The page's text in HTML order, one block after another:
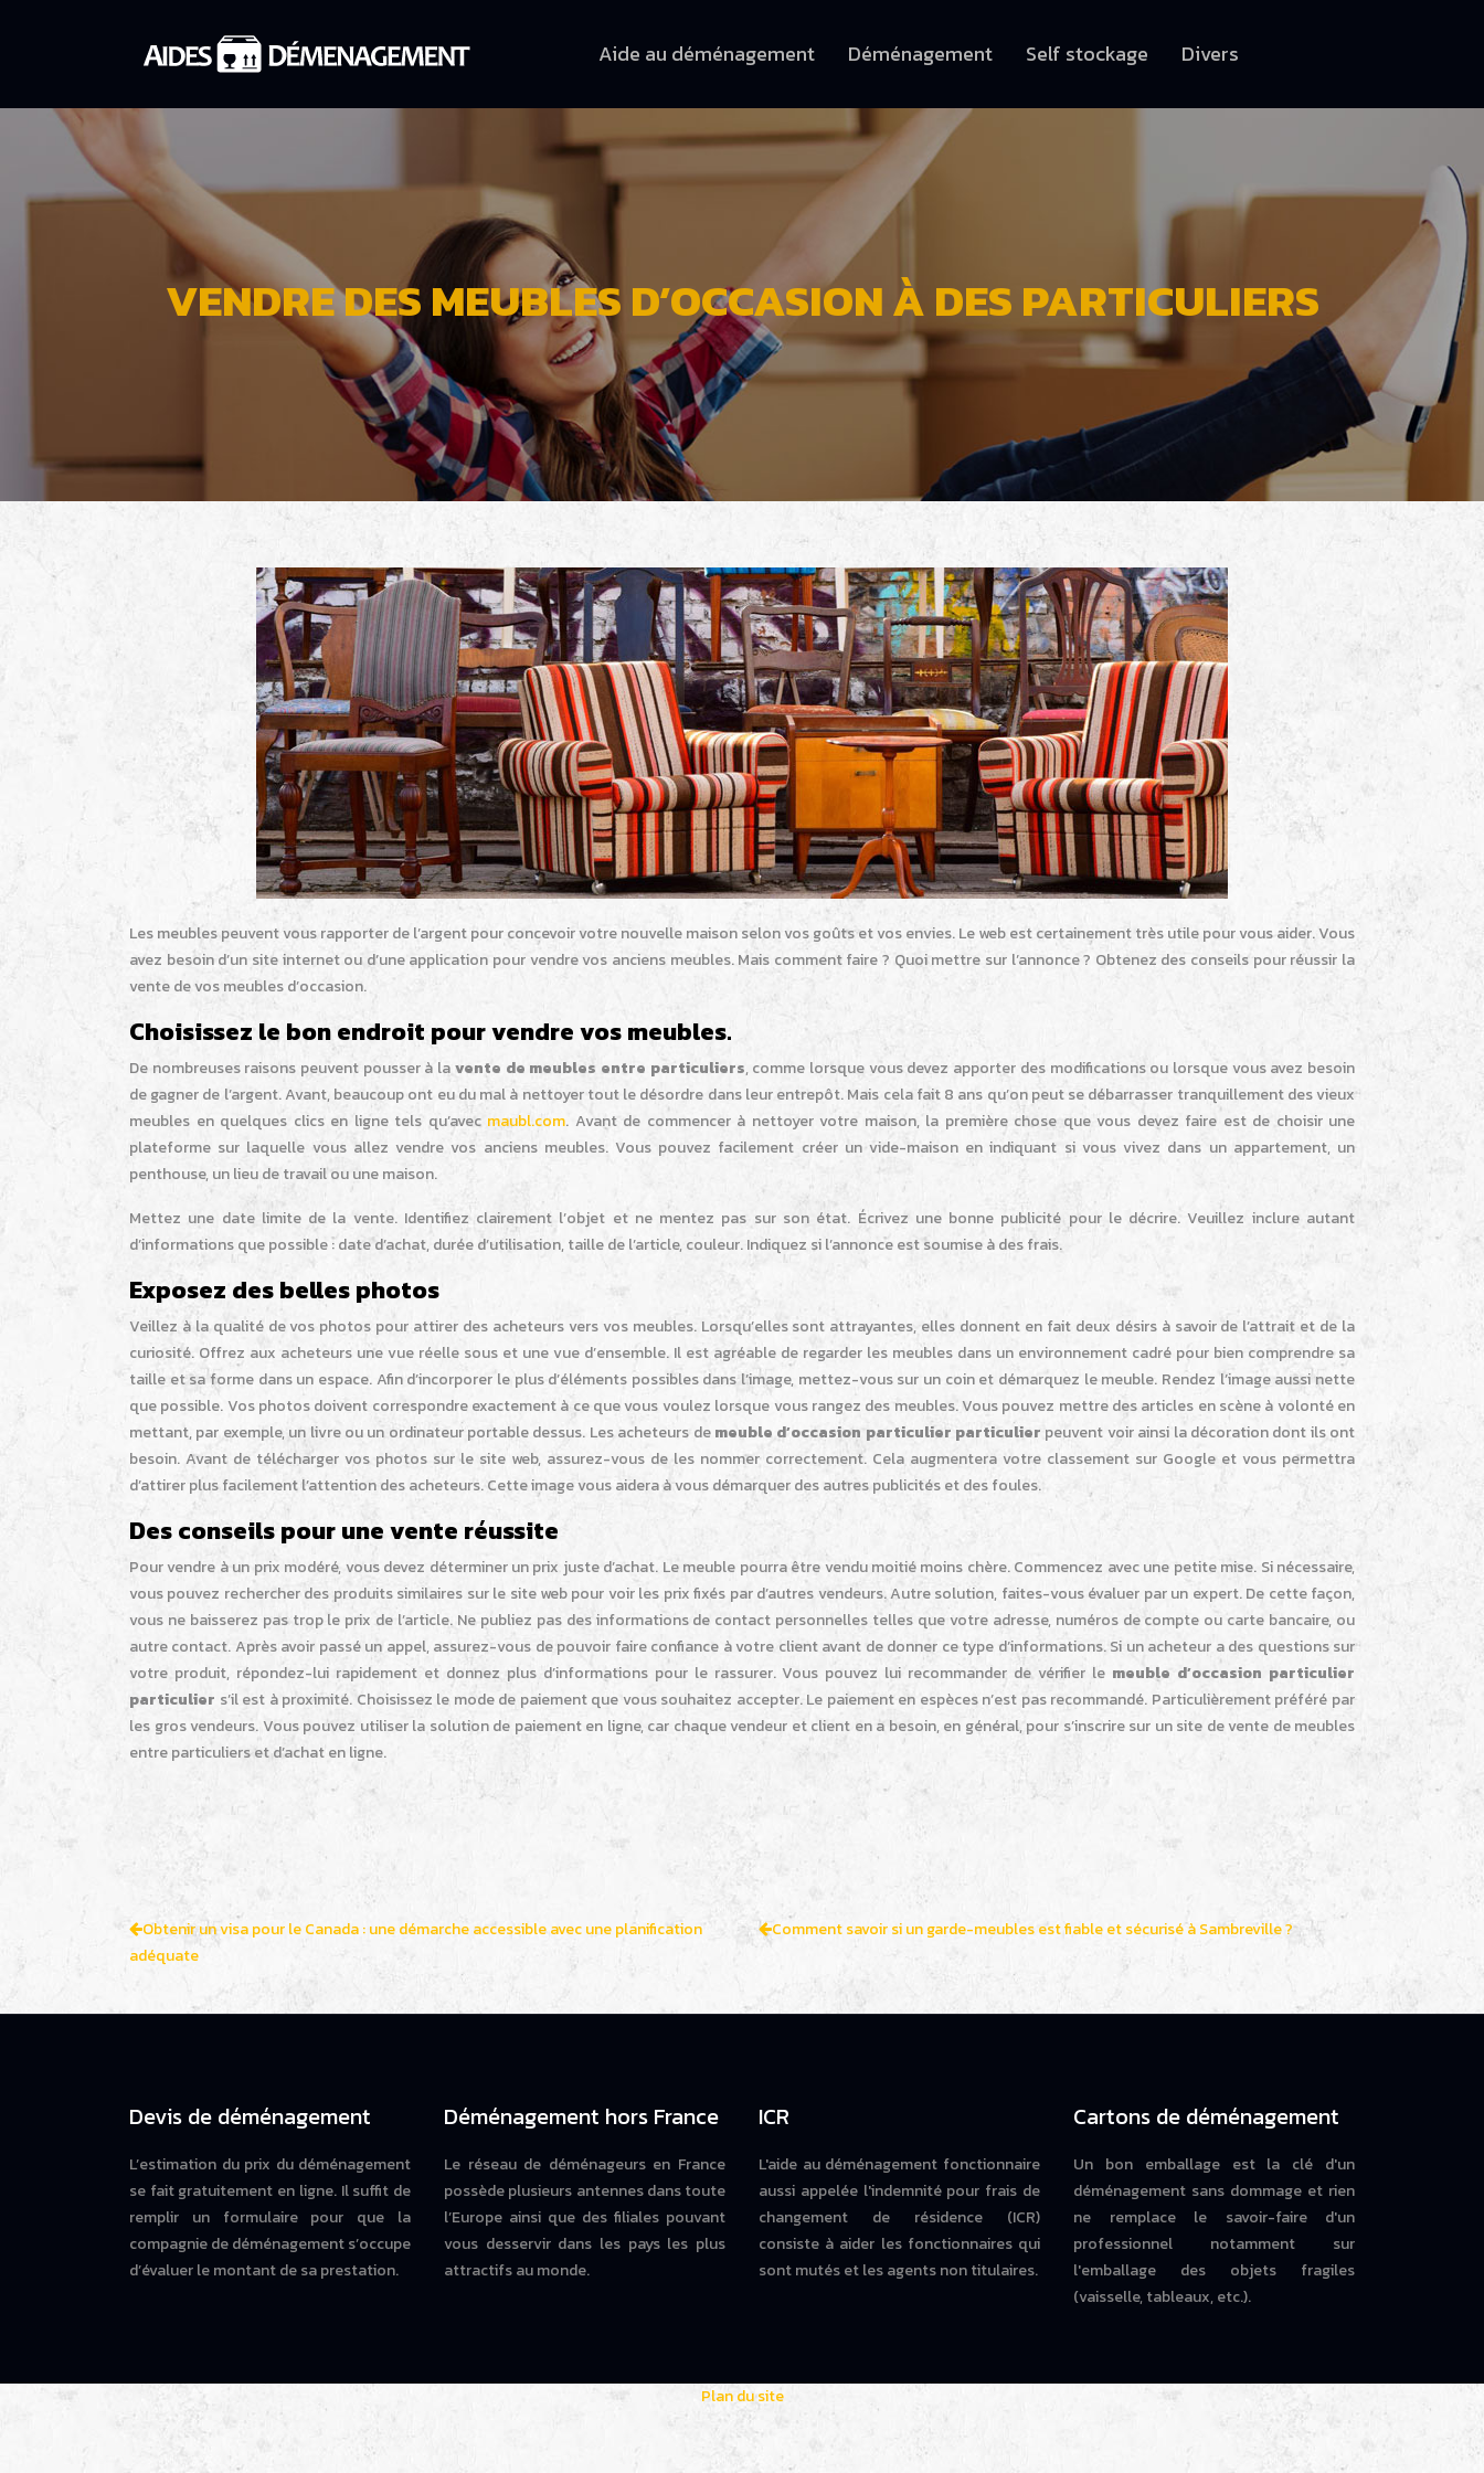
Aide au déménagement Déménagement Self stockage Divers
VENDRE DES MEUBLES D’OCCASION À DES PARTICULIERS
Les meubles peuvent vous rapporter de l’argent pour concevoir votre nouvelle maison selon vos goûts et vos envies. Le web est certainement très utile pour vous aider. Vous
avez besoin d’un site internet ou d’une application pour vendre vos anciens meubles. Mais comment faire ? Quoi mettre sur l’annonce ? Obtenez des conseils pour réussir la
vente de vos meubles d’occasion.
Choisissez le bon endroit pour vendre vos meubles.
De nombreuses raisons peuvent pousser à lavente de meubles entre particuliers, comme lorsque vous devez apporter des modifications ou lorsque vous avez besoin
de gagner de l’argent. Avant, beaucoup ont eu du mal à nettoyer tout le désordre dans leur entrepôt. Mais cela fait 8 ans qu’on peut se débarrasser tranquillement des vieux
meubles en quelques clics en ligne tels qu’avec maubl.com. Avant de commencer à nettoyer votre maison, la première chose que vous devez faire est de choisir une
plateforme sur laquelle vous allez vendre vos anciens meubles. Vous pouvez facilement créer un vide-maison en indiquant si vous vivez dans un appartement, un
penthouse, un lieu de travail ou une maison.
Mettez une date limite de la vente. Identifiez clairement l’objet et ne mentez pas sur son état. Écrivez une bonne publicité pour le décrire. Veuillez inclure autant
d’informations que possible : date d’achat, durée d’utilisation, taille de l’article, couleur. Indiquez si l’annonce est soumise à des frais.
Exposez des belles photos
Veillez à la qualité de vos photos pour attirer des acheteurs vers vos meubles. Lorsqu’elles sont attrayantes, elles donnent en fait deux désirs à savoir de l’attrait et de la
curiosité. Offrez aux acheteurs une vue réelle sous et une vue d’ensemble. Il est agréable de regarder les meubles dans un environnement cadré pour bien comprendre sa
taille et sa forme dans un espace. Afin d’incorporer le plus d’éléments possibles dans l’image, mettez-vous sur un coin et démarquez le meuble. Rendez l’image aussi nette
que possible. Vos photos doivent correspondre exactement à ce que vous voulez lorsque vous rangez des meubles. Vous pouvez mettre des articles en scène à volonté en
mettant, par exemple, un livre ou un ordinateur portable dessus. Les acheteurs demeuble d’occasion particulier particulier peuvent voir ainsi la décoration dont ils ont
besoin. Avant de télécharger vos photos sur le site web, assurez-vous de les nommer correctement. Cela augmentera votre classement sur Google et vous permettra
d’attirer plus facilement l’attention des acheteurs. Cette image vous aidera à vous démarquer des autres publicités et des foules.
Des conseils pour une vente réussite
Pour vendre à un prix modéré, vous devez déterminer un prix juste d’achat. Le meuble pourra être vendu moitié moins chère. Commencez avec une petite mise. Si nécessaire,
vous pouvez rechercher des produits similaires sur le site web pour voir les prix fixés par d’autres vendeurs. Autre solution, faites-vous évaluer par un expert. De cette façon,
vous ne baisserez pas trop le prix de l’article. Ne publiez pas des informations de contact personnelles telles que votre adresse, numéros de compte ou carte bancaire, ou
autre contact. Après avoir passé un appel, assurez-vous de pouvoir faire confiance à votre client avant de donner ce type d’informations. Si un acheteur a des questions sur
votre produit, répondez-lui rapidement et donnez plus d’informations pour le rassurer. Vous pouvez lui recommander de vérifier le meuble d’occasion particulier
particulier s’il est à proximité. Choisissez le mode de paiement que vous souhaitez accepter. Le paiement en espèces n’est pas recommandé. Particulièrement préféré par
les gros vendeurs. Vous pouvez utiliser la solution de paiement en ligne, car chaque vendeur et client en a besoin, en général, pour s’inscrire sur un site de vente de meubles
entre particuliers et d’achat en ligne.
Obtenir un visa pour le Canada : une démarche accessible avec une planification
adéquate
Comment savoir si un garde-meubles est fiable et sécurisé à Sambreville ?
Devis de déménagement
L’estimation du prix du déménagement
se fait gratuitement en ligne. Il suffit de
remplir un formulaire pour que la
compagnie de déménagement s’occupe
d’évaluer le montant de sa prestation.
Déménagement hors France
Le réseau de déménageurs en France
possède plusieurs antennes dans toute
l’Europe ainsi que des filiales pouvant
vous desservir dans les pays les plus
attractifs au monde.
ICR
L'aide au déménagement fonctionnaire
aussi appelée l'indemnité pour frais de
changement de résidence (ICR)
consiste à aider les fonctionnaires qui
sont mutés et les agents non titulaires.
Cartons de déménagement
Un bon emballage est la clé d'un
déménagement sans dommage et rien
ne remplace le savoir-faire d'un
professionnel notamment sur
l'emballage des objets fragiles
(vaisselle, tableaux, etc.).
Plan du site